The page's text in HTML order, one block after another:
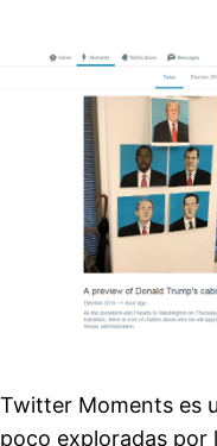
Twitter Moments es
poco exploradas por